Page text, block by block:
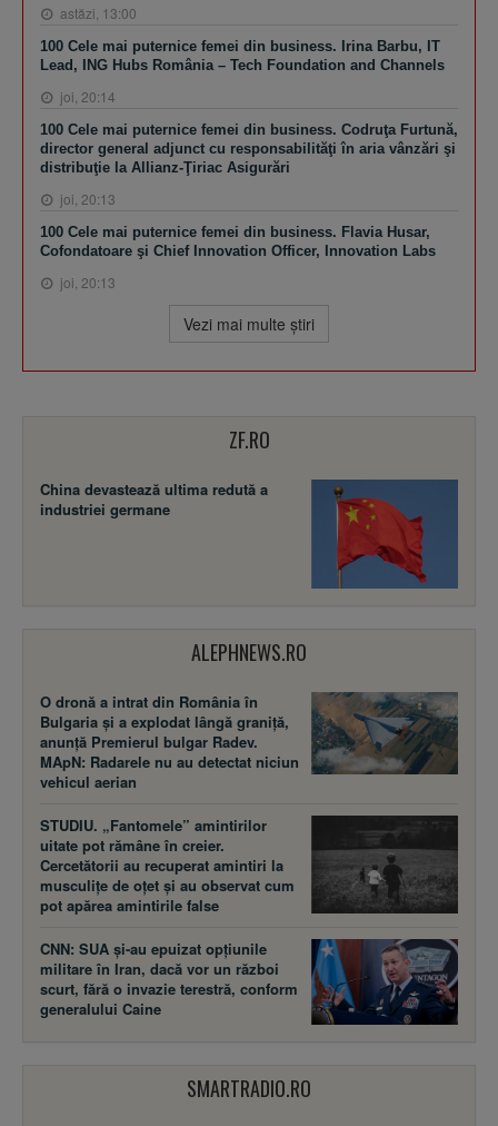
astăzi, 13:00
100 Cele mai puternice femei din business. Irina Barbu, IT
Lead, ING Hubs România – Tech Foundation and Channels
joi, 20:14
100 Cele mai puternice femei din business. Codruţa Furtună,
director general adjunct cu responsabilităţi în aria vânzări şi
distribuţie la Allianz-Ţiriac Asigurări
joi, 20:13
100 Cele mai puternice femei din business. Flavia Husar,
Cofondatoare şi Chief Innovation Officer, Innovation Labs
joi, 20:13
Vezi mai multe ştiri
ZF.RO
China devastează ultima redută a
industriei germane
ALEPHNEWS.RO
O dronă a intrat din România în
Bulgaria și a explodat lângă graniță,
anunță Premierul bulgar Radev.
MApN: Radarele nu au detectat niciun
vehicul aerian
STUDIU. „Fantomele” amintirilor
uitate pot rămâne în creier.
Cercetătorii au recuperat amintiri la
musculițe de oțet și au observat cum
pot apărea amintirile false
CNN: SUA şi-au epuizat opțiunile
militare în Iran, dacă vor un război
scurt, fără o invazie terestră, conform
generalului Caine
SMARTRADIO.RO